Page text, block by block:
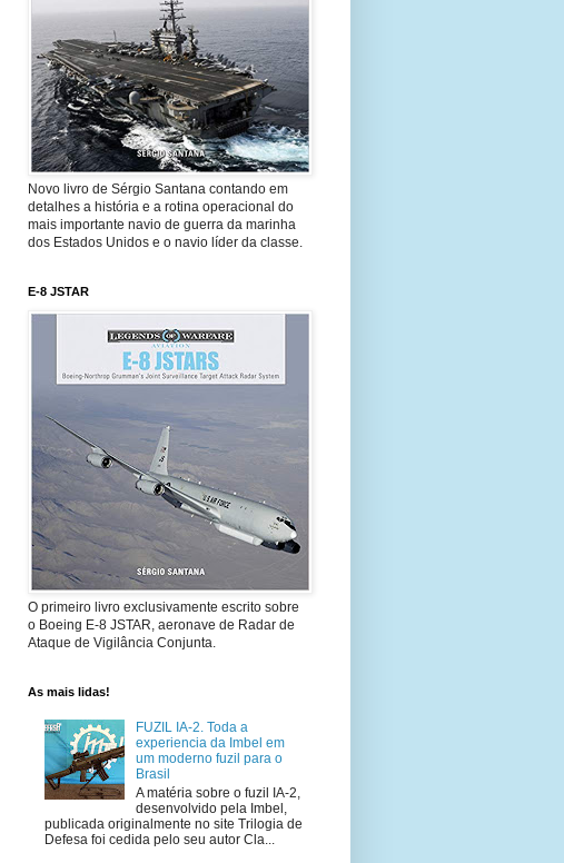
Novo livro de Sérgio Santana contando em
detalhes a história e a rotina operacional do
mais importante navio de guerra da marinha
dos Estados Unidos e o navio líder da classe.
E-8 JSTAR
O primeiro livro exclusivamente escrito sobre
o Boeing E-8 JSTAR, aeronave de Radar de
Ataque de Vigilância Conjunta.
As mais lidas!
FUZIL IA-2. Toda a
experiencia da Imbel em
um moderno fuzil para o
Brasil
A matéria sobre o fuzil IA-2,
desenvolvido pela Imbel,
publicada originalmente no site Trilogia de
Defesa foi cedida pelo seu autor Cla...